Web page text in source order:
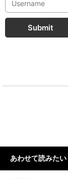
Submit
あわせて読みたい